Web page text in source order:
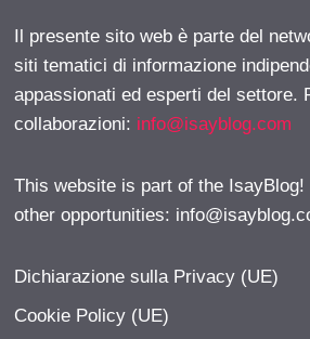
Il presente sito web è parte del
siti tematici di informazione
appassionati ed esperti del settore.
collaborazioni: info@isayblog.com
This website is part of the
other opportunities:
Dichiarazione sulla Privacy (UE)
Cookie Policy (UE)